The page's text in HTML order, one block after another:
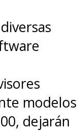
modelos
dejarán